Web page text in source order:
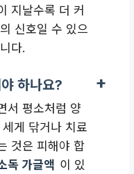
지날수록 더 커
신호일 수 있으
다.
하나요?
서 평소처럼 양
게 닦거나 치료
것은 피해야 합
독 가글액 이 있